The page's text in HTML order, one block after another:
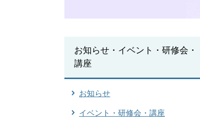
お知らせ・イベント・研修会・
講座
お知らせ
イベント・研修会・講座